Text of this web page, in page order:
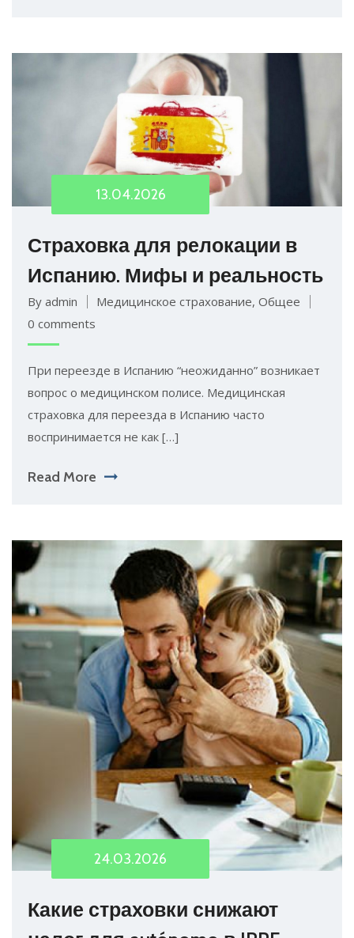
13.04.2026
Страховка для релокации в
Испанию. Мифы и реальность
By admin Медицинское страхование, Общее
0 comments
При переезде в Испанию “неожиданно” возникает
вопрос о медицинском полисе. Медицинская
страховка для переезда в Испанию часто
воспринимается не как […]
Read More
24.03.2026
Какие страховки снижают